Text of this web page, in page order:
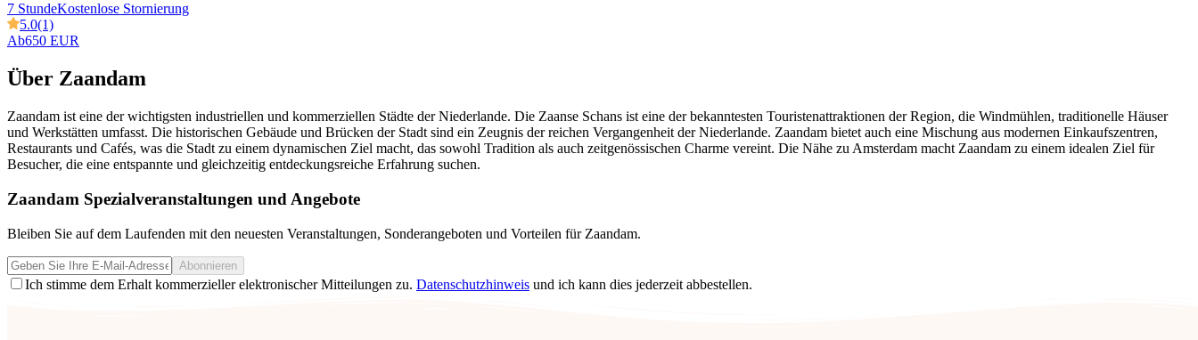
7 StundeKostenlose Stornierung
5.0(1)
Ab650 EUR
Über Zaandam
Zaandam ist eine der wichtigsten industriellen und kommerziellen Städte der Niederlande. Die Zaanse Schans ist eine der bekanntesten Touristenattraktionen der Region, die Windmühlen, traditionelle Häuser
und Werkstätten umfasst. Die historischen Gebäude und Brücken der Stadt sind ein Zeugnis der reichen Vergangenheit der Niederlande. Zaandam bietet auch eine Mischung aus modernen Einkaufszentren,
Restaurants und Cafés, was die Stadt zu einem dynamischen Ziel macht, das sowohl Tradition als auch zeitgenössischen Charme vereint. Die Nähe zu Amsterdam macht Zaandam zu einem idealen Ziel für
Besucher, die eine entspannte und gleichzeitig entdeckungsreiche Erfahrung suchen.
Zaandam Spezialveranstaltungen und Angebote
Bleiben Sie auf dem Laufenden mit den neuesten Veranstaltungen, Sonderangeboten und Vorteilen für Zaandam.
Abonnieren
Ich stimme dem Erhalt kommerzieller elektronischer Mitteilungen zu. Datenschutzhinweis und ich kann dies jederzeit abbestellen.